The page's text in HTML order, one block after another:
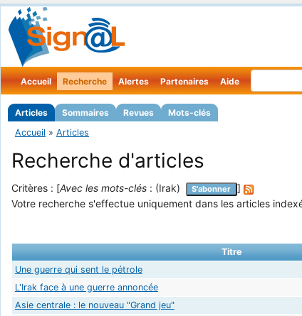
Accueil Recherche
Articles Sommaires Revues Mots-clés
Alertes Partenaires Aide
Accueil » Articles
Recherche d'articles
Critères : [Avec les mots-clés : (Irak) S'abonner
]
Votre recherche s'effectue uniquement dans les articles
Titre
Une guerre qui sent le pétrole
L'Irak face à une guerre annoncée
Asie centrale : le nouveau "Grand jeu"